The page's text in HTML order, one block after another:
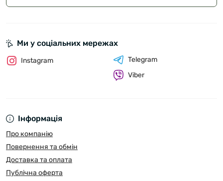
Інформація
Про компанію
Повернення та обмін
Доставка та оплата
Публічна оферта
Ми у соціальних мережах
Instagram
Telegram
Viber